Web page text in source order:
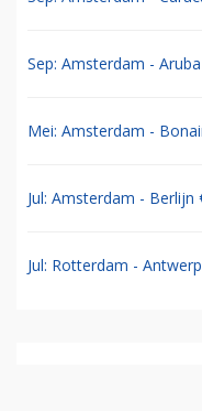
Sep: Amsterdam -
Mei: Amsterdam -
Jul: Amsterdam - Berlijn
Jul: Rotterdam -